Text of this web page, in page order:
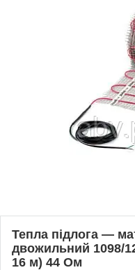
Тепла підлога —
двожильний 1098/
16 м) 44 Ом